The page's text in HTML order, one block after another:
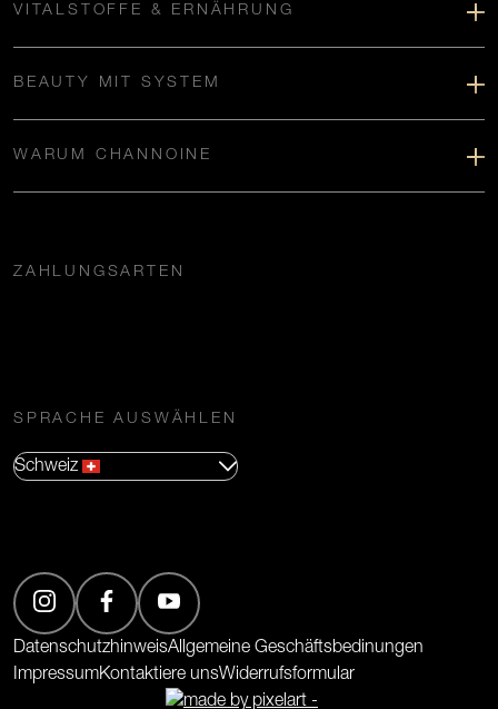
VITALSTOFFE & ERNÄHRUNG
BEAUTY MIT SYSTEM
WARUM CHANNOINE
ZAHLUNGSARTEN
SPRACHE AUSWÄHLEN
Schweiz
DatenschutzhinweisAllgemeine Geschäftsbedinungen
ImpressumKontaktiere unsWiderrufsformular
(Öffnet in neuem Tab)
(Öffnet in neuem Tab)
(Öffnet in neuem Tab)